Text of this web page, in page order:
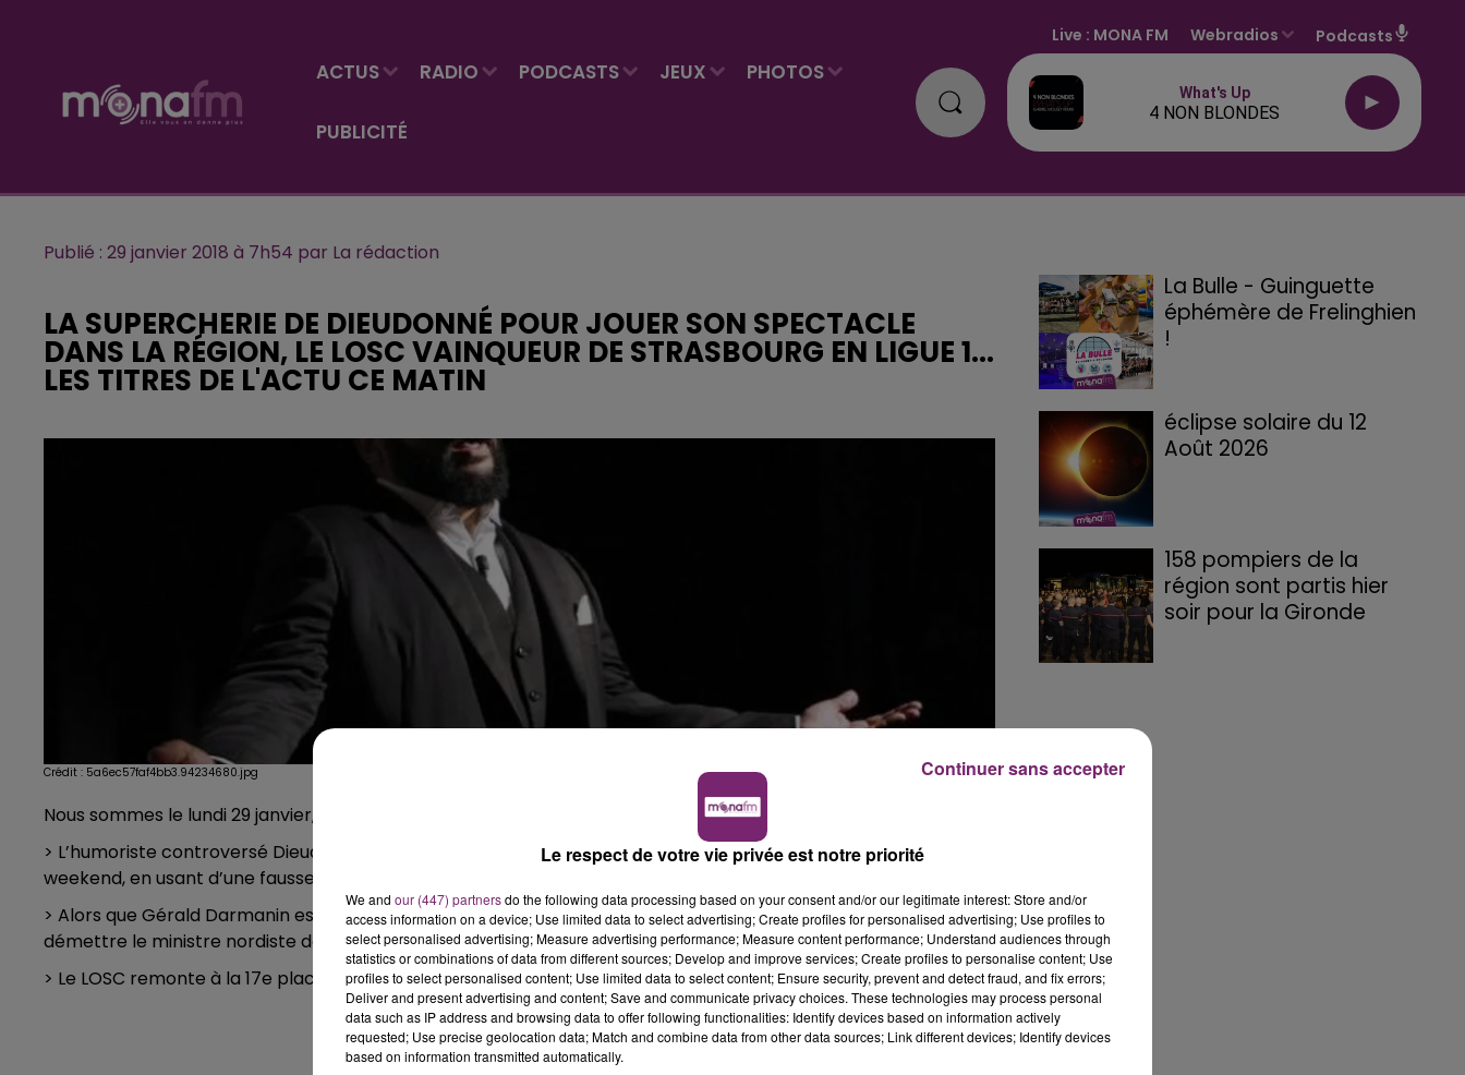
ACTUS RADIO PODCASTS JEUX PHOTOS
PUBLICITÉ
Live : MONA FM Webradios Podcasts
What's Up
4 NON BLONDES
Publié : 29 janvier 2018 à 7h54 par La rédaction
LA SUPERCHERIE DE DIEUDONNÉ POUR JOUER SON SPECTACLE
DANS LA RÉGION, LE LOSC VAINQUEUR DE STRASBOURG EN LIGUE 1...
LES TITRES DE L'ACTU CE MATIN
Crédit : 5a6ec57faf4bb3.94234680.jpg
Nous sommes le lundi 29 janvier, les titres de l’actu ce matin sur Mona FM :
> L’humoriste controversé Dieudonné a réussi à jouer son spectacle à Roubaix et La Chapelle-d’Armentières ce
weekend, en usant d’une fausse identité.
> Alors que Gérald Darmanin est accusé de viol, des militants féministes demandent au Premier Ministre de
démettre le ministre nordiste de ses fonctions
> Le LOSC remonte à la 17e place de la Ligue 1, après sa victoire 2-1 sur Strasbourg hier.
La Bulle - Guinguette
éphémère de Frelinghien
!
éclipse solaire du 12
Août 2026
158 pompiers de la
région sont partis hier
soir pour la Gironde
Le respect de votre vie privée est notre priorité
We and our (447) partnersdo the following data processing based on your consent and/or our legitimate interest: Store and/or
access information on a device; Use limited data to select advertising; Create profiles for personalised advertising; Use profiles to
select personalised advertising; Measure advertising performance; Measure content performance; Understand audiences through
statistics or combinations of data from different sources; Develop and improve services; Create profiles to personalise content; Use
profiles to select personalised content; Use limited data to select content; Ensure security, prevent and detect fraud, and fix errors;
Deliver and present advertising and content; Save and communicate privacy choices. These technologies may process personal
data such as IP address and browsing data to offer following functionalities: Identify devices based on information actively
requested; Use precise geolocation data; Match and combine data from other data sources; Link different devices; Identify devices
based on information transmitted automatically.
Continuer sans accepter